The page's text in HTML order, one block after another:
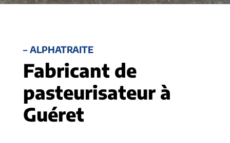
– ALPHATRAITE
Fabricant de
pasteurisateur à
Guéret